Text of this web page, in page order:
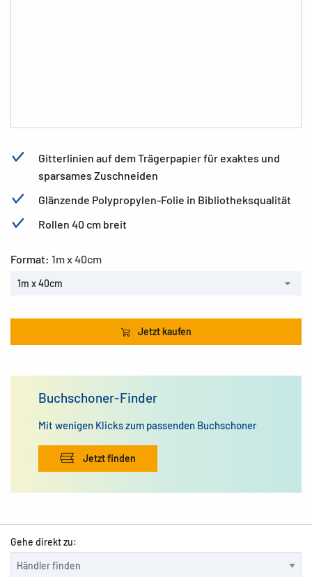
Gitterlinien auf dem Trägerpapier für exaktes und
sparsames Zuschneiden
Glänzende Polypropylen-Folie in Bibliotheksqualität
Rollen 40 cm breit
Format: 1m x 40cm
1m x 40cm
Jetzt kaufen
Buchschoner-Finder
Mit wenigen Klicks zum passenden Buchschoner
Jetzt finden
Gehe direkt zu: